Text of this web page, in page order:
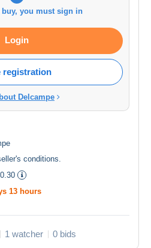
buy, you must sign in
Login
registration
Delcampe
conditions.
13 hours
1 watcher 0 bids